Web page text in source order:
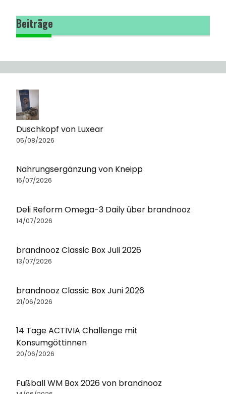
Beiträge
Duschkopf von Luxear
05/08/2026
Nahrungsergänzung von Kneipp
16/07/2026
Deli Reform Omega-3 Daily über brandnooz
14/07/2026
brandnooz Classic Box Juli 2026
13/07/2026
brandnooz Classic Box Juni 2026
21/06/2026
14 Tage ACTIVIA Challenge mit
Konsumgöttinnen
20/06/2026
Fußball WM Box 2026 von brandnooz